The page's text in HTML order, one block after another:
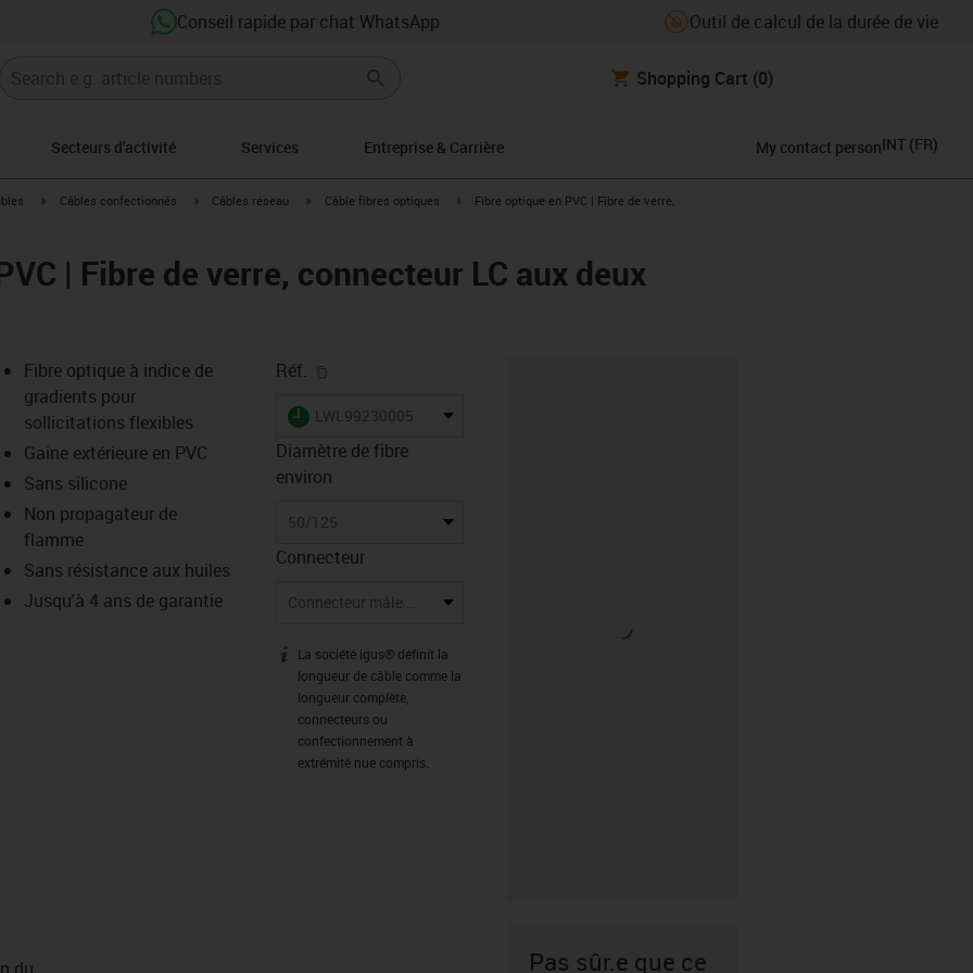
Conseil rapide par chat WhatsApp Outil de calcul de la durée de vie
Shopping Cart (0)
Secteurs d'activité Services Entreprise & Carrière My contact personINT (FR)
igus-icon-arrow-right
Câbles confectionnés igus-icon-arrow-right
Câbles réseau igus-icon-arrow-right
Câble fibres optiques igus-icon-arrow-right
Fibre optique en PVC | Fibre de verre,
| Fibre de verre, connecteur LC aux deux
icon-lupe
icon-lupe
Fibre optique à indice de
gradients pour
sollicitations flexibles
Gaine extérieure en PVC
Sans silicone
Non propagateur de
flamme
Sans résistance aux huiles
Jusqu'à 4 ans de garantie
Réf.
igus-icon-lieferzeit
LWL99230005
Diamètre de fibre
environ
50/125
Connecteur
Connecteur mâle LC/connecteur mâle LC
igus-icon-info
La société igus® définit la
longueur de câble comme la
longueur complète,
connecteurs ou
confectionnement à
extrémité nue compris.
du
Pas sûr.e que ce